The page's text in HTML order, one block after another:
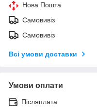
Нова Пошта
Самовивіз
Самовивіз
Всі умови доставки
Умови оплати
Післяплата